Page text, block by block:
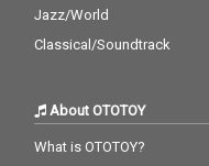
Jazz/World
Classical/Soundtrack
About OTOTOY
What is OTOTOY?